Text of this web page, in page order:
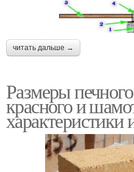
читать дальше →
Размеры
красного и
характеристики